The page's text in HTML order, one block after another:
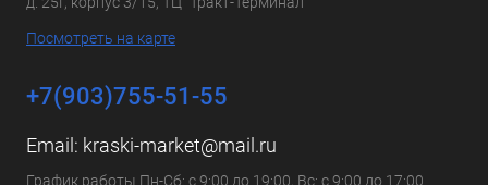
Посмотреть на карте
+7(903)755-51-55
Email: kraski-market@mail.ru
График работы Пн-Сб: с 9:00 до 19:00, Вс: с 9:00 до 17:00